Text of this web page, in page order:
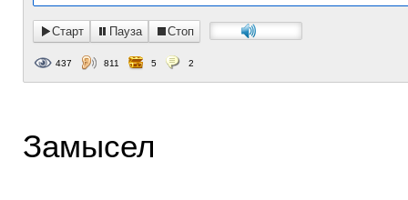
Старт Пауза Стоп
437 811 5 2
Замысел